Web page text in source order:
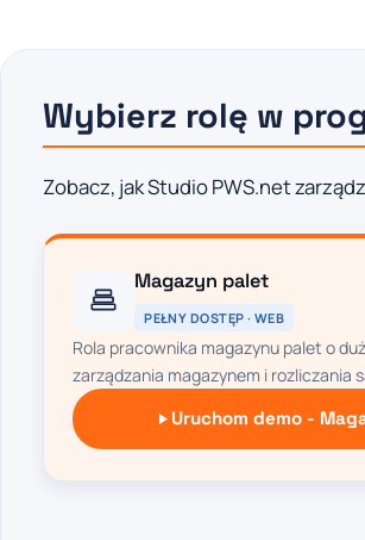
Wybierz rolę w
Zobacz, jak Studio PWS.net
Magazyn palet
PEŁNY DOSTĘP · WEB
Rola pracownika magazynu palet o
zarządzania magazynem i rozliczania
Uruchom demo -